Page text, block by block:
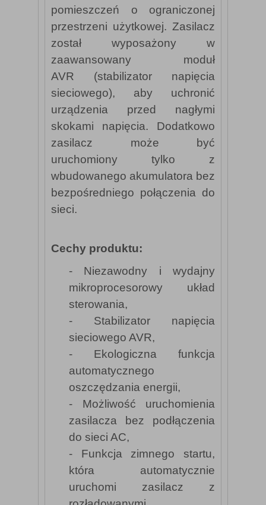
pomieszczeń o ograniczonej
przestrzeni użytkowej. Zasilacz
został wyposażony w
zaawansowany moduł
AVR (stabilizator napięcia
sieciowego), aby uchronić
urządzenia przed nagłymi
skokami napięcia. Dodatkowo
zasilacz może być
uruchomiony tylko z
wbudowanego akumulatora bez
bezpośredniego połączenia do
sieci.
Cechy produktu:
- Niezawodny i wydajny
mikroprocesorowy układ
sterowania,
- Stabilizator napięcia
sieciowego AVR,
- Ekologiczna funkcja
automatycznego
oszczędzania energii,
- Możliwość uruchomienia
zasilacza bez podłączenia
do sieci AC,
- Funkcja zimnego startu,
która automatycznie
uruchomi zasilacz z